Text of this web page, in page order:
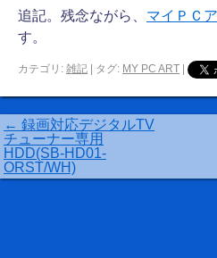
追記。残念ながら、 マイＰＣ
す。
カテゴリ: 雑記 タグ: MY PC ART
← 録画対応デジタルTV
チューナー専用
HDD(SB-HD01-
ORST/WH)